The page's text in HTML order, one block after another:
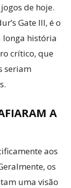
de hoje.
Gate III, é o
história
crítico, que
seriam
A
aos
os
uma visão